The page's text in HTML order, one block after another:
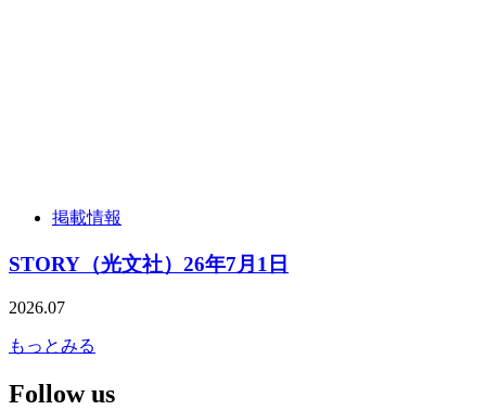
掲載情報
STORY（光文社）26年7月1日
2026.07
もっとみる
Follow us